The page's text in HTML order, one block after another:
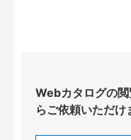
Webカタログの
らご依頼いただけ